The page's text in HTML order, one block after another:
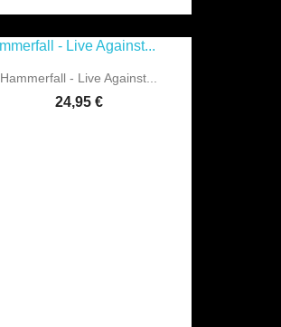
Hammerfall - Live Against...
24,95 €